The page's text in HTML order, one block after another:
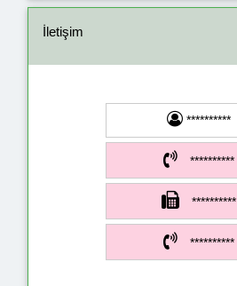
İletişim
**********
**********
**********
**********